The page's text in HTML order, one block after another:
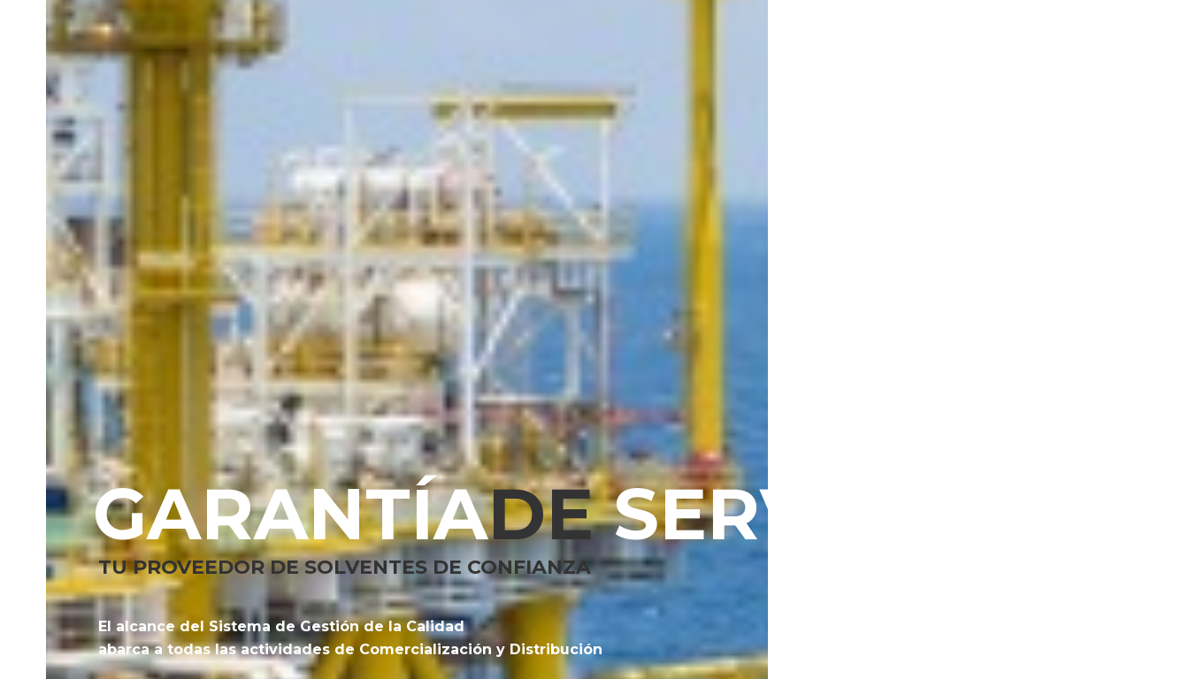
GARANTÍADESERVICIO
TU PROVEEDOR DE SOLVENTES DE CONFIANZA
El alcance del Sistema de Gestión de la Calidad
abarca a todas las actividades de Comercialización y Distribución